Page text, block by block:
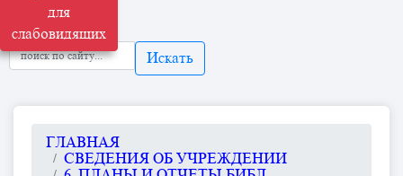
для
слабовидящих
Искать
ГЛАВНАЯ
СВЕДЕНИЯ ОБ УЧРЕЖДЕНИИ